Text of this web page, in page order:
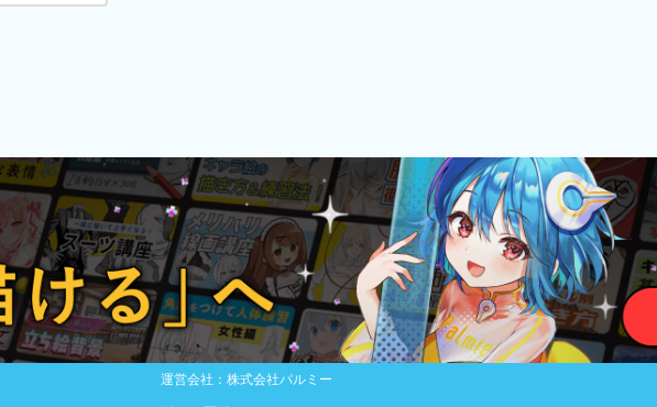
運営会社：株式会社パルミー